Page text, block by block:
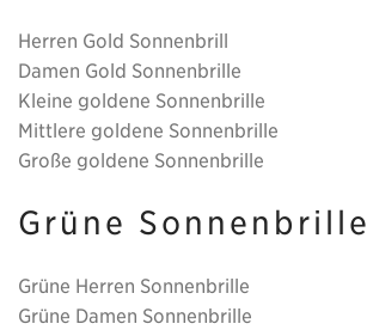
Herren Gold Sonnenbrill
Damen Gold Sonnenbrille
Kleine goldene Sonnenbrille
Mittlere goldene Sonnenbrille
Große goldene Sonnenbrille
Grüne Sonnenbrille
Grüne Herren Sonnenbrille
Grüne Damen Sonnenbrille